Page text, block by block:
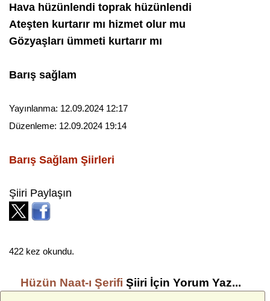
Hava hüzünlendi toprak hüzünlendi
Ateşten kurtarır mı hizmet olur mu
Gözyaşları ümmeti kurtarır mı
Barış sağlam
Yayınlanma: 12.09.2024 12:17
Düzenleme: 12.09.2024 19:14
Barış Sağlam Şiirleri
Şiiri Paylaşın
422 kez okundu.
Hüzün Naat-ı Şerifi Şiiri İçin Yorum Yaz...